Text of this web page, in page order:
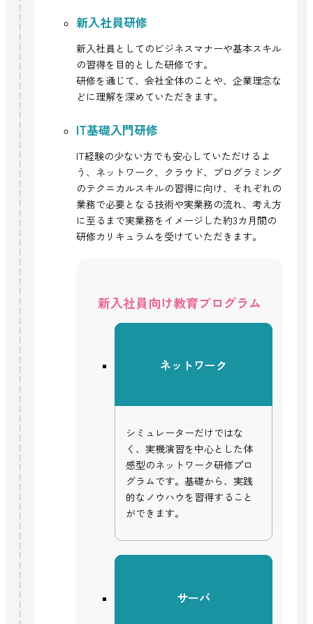
新入社員研修
新入社員としてのビジネスマナーや基本スキル
の習得を目的とした研修です。
研修を通じて、会社全体のことや、企業理念な
どに理解を深めていただきます。
IT基礎入門研修
IT経験の少ない方でも安心していただけるよ
う、ネットワーク、クラウド、プログラミング
のテクニカルスキルの習得に向け、それぞれの
業務で必要となる技術や実業務の流れ、考え方
に至るまで実業務をイメージした約3カ月間の
研修カリキュラムを受けていただきます。
新入社員向け教育プログラム
ネットワーク
シミュレーターだけではな
く、実機演習を中心とした体
感型のネットワーク研修プロ
グラムです。基礎から、実践
的なノウハウを習得すること
ができます。
サーバ